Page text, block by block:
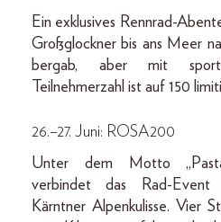
Ein exklusives Rennrad-
Großglockner bis ans Meer
bergab, aber mit
Teilnehmerzahl ist auf 150
26.–27. Juni: ROSA200
Unter dem Motto
verbindet das Rad-Event
Kärntner Alpenkulisse. Vier